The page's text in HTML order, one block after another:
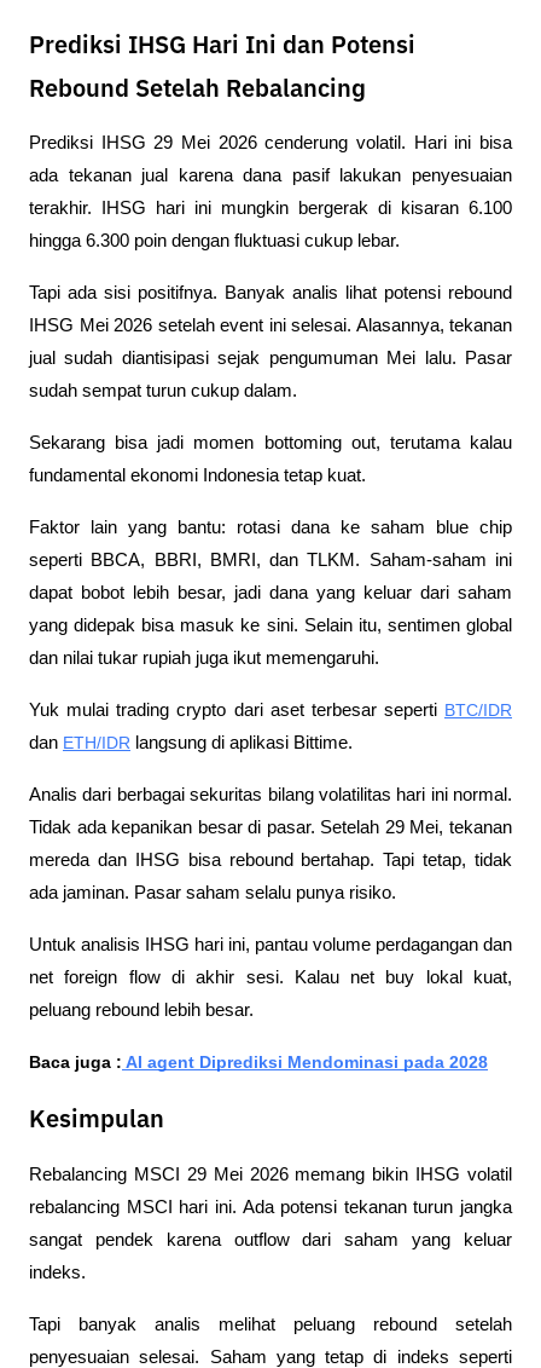
Prediksi IHSG Hari Ini dan Potensi
Rebound Setelah Rebalancing
Prediksi IHSG 29 Mei 2026 cenderung volatil. Hari ini bisa
ada tekanan jual karena dana pasif lakukan penyesuaian
terakhir. IHSG hari ini mungkin bergerak di kisaran 6.100
hingga 6.300 poin dengan fluktuasi cukup lebar.
Tapi ada sisi positifnya. Banyak analis lihat potensi rebound
IHSG Mei 2026 setelah event ini selesai. Alasannya, tekanan
jual sudah diantisipasi sejak pengumuman Mei lalu. Pasar
sudah sempat turun cukup dalam.
Sekarang bisa jadi momen bottoming out, terutama kalau
fundamental ekonomi Indonesia tetap kuat.
Faktor lain yang bantu: rotasi dana ke saham blue chip
seperti BBCA, BBRI, BMRI, dan TLKM. Saham-saham ini
dapat bobot lebih besar, jadi dana yang keluar dari saham
yang didepak bisa masuk ke sini. Selain itu, sentimen global
dan nilai tukar rupiah juga ikut memengaruhi.
Yuk mulai trading crypto dari aset terbesar seperti BTC/IDR
dan ETH/IDR langsung di aplikasi Bittime.
Analis dari berbagai sekuritas bilang volatilitas hari ini normal.
Tidak ada kepanikan besar di pasar. Setelah 29 Mei, tekanan
mereda dan IHSG bisa rebound bertahap. Tapi tetap, tidak
ada jaminan. Pasar saham selalu punya risiko.
Untuk analisis IHSG hari ini, pantau volume perdagangan dan
net foreign flow di akhir sesi. Kalau net buy lokal kuat,
peluang rebound lebih besar.
Baca juga : AI agent Diprediksi Mendominasi pada 2028
Kesimpulan
Rebalancing MSCI 29 Mei 2026 memang bikin IHSG volatil
rebalancing MSCI hari ini. Ada potensi tekanan turun jangka
sangat pendek karena outflow dari saham yang keluar
indeks.
Tapi banyak analis melihat peluang rebound setelah
penyesuaian selesai. Saham yang tetap di indeks seperti